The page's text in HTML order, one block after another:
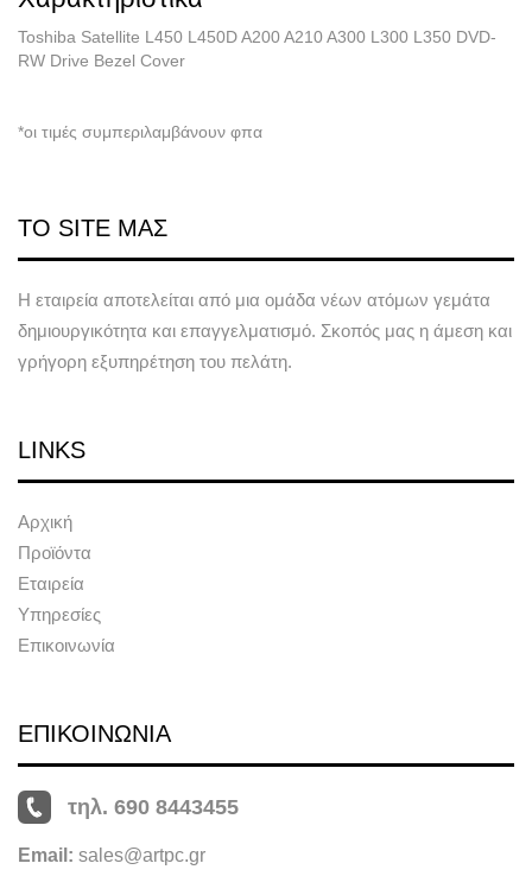
Toshiba Satellite L450 L450D A200 A210 A300 L300 L350 DVD-
RW Drive Bezel Cover
*οι τιμές συμπεριλαμβάνουν φπα
ΤΟ SITE ΜΑΣ
Η εταιρεία αποτελείται από μια ομάδα νέων ατόμων γεμάτα
δημιουργικότητα και επαγγελματισμό. Σκοπός μας η άμεση και
γρήγορη εξυπηρέτηση του πελάτη.
LINKS
Αρχική
Προϊόντα
Εταιρεία
Υπηρεσίες
Επικοινωνία
ΕΠΙΚΟΙΝΩΝΙΑ
τηλ. 690 8443455
Email: sales@artpc.gr